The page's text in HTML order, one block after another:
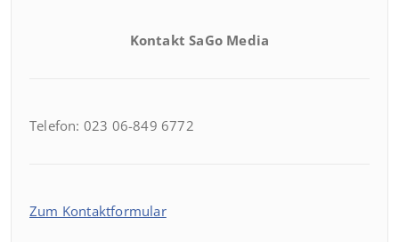
Kontakt SaGo Media
Telefon: 023 06-849 6772
Zum Kontaktformular